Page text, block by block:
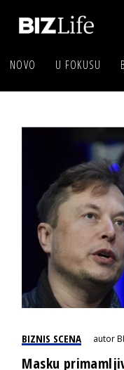
NOVO U FOKUSU
BIZNIS SCENA autor
Masku